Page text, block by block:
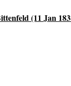
(11 Jan